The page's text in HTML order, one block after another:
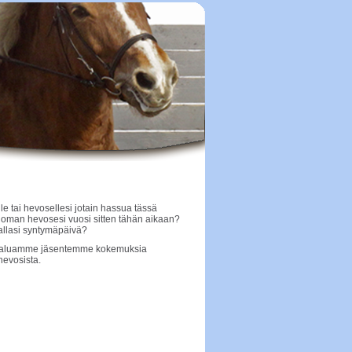
tai hevosellesi jotain hassua tässä
hevosesi vuosi sitten tähän aikaan?
syntymäpäivä?
jäsentemme kokemuksia